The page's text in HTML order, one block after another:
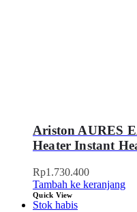
Ariston AURES
Heater Instant
Rp1.730.400
Tambah ke keranjang
Quick View
Stok habis